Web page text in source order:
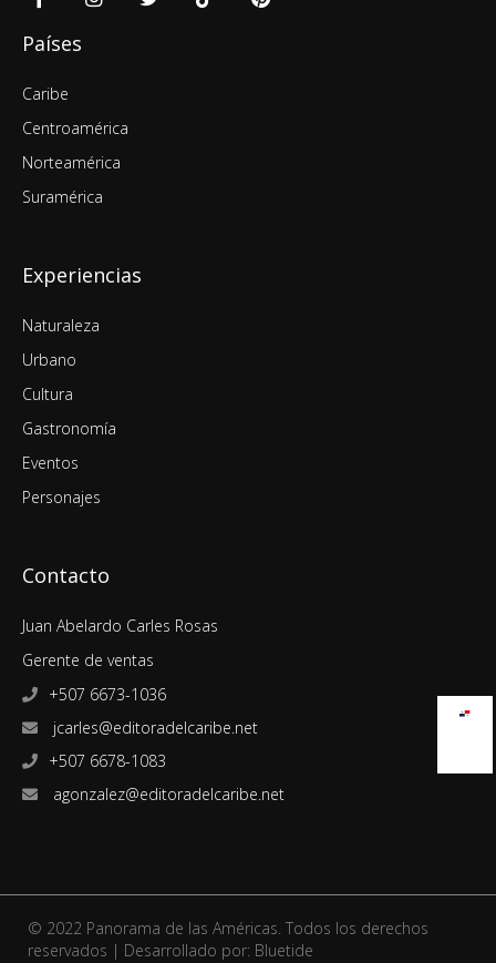
Países
Caribe
Centroamérica
Norteamérica
Suramérica
Experiencias
Naturaleza
Urbano
Cultura
Gastronomía
Eventos
Personajes
Contacto
Juan Abelardo Carles Rosas
Gerente de ventas
+507 6673-1036
jcarles@editoradelcaribe.net
+507 6678-1083
agonzalez@editoradelcaribe.net
© 2022 Panorama de las Américas. Todos los derechos
reservados | Desarrollado por: Bluetide